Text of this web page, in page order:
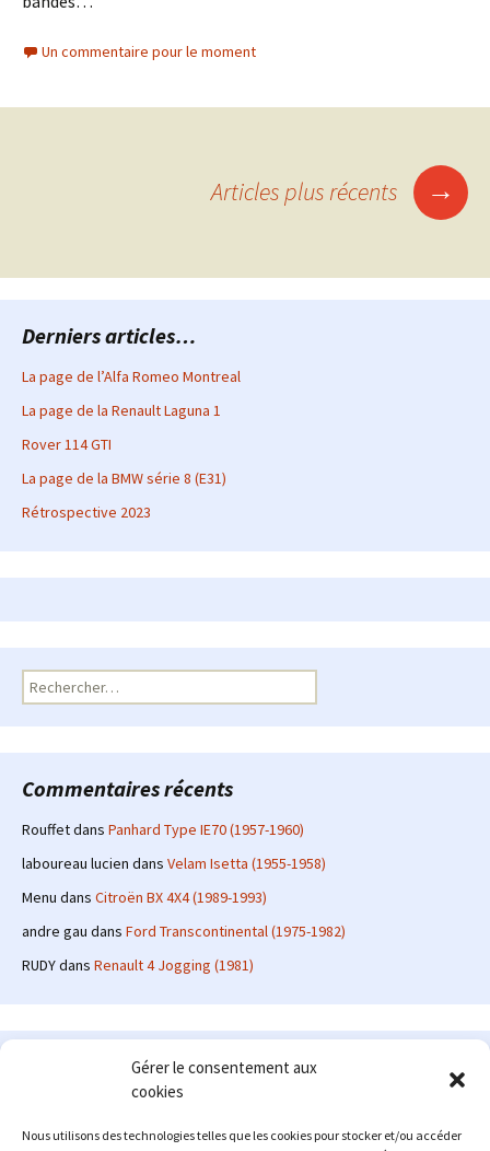
Gérer le consentement aux
cookies
Nous utilisons des technologies telles que les cookies pour stocker et/ou accéder
Un commentaire pour le moment
Navigation
articles
Articles plus récents →
Derniers articles…
La page de l’Alfa Romeo Montreal
La page de la Renault Laguna 1
Rover 114 GTI
La page de la BMW série 8 (E31)
Rétrospective 2023
Rechercher :
Commentaires récents
Rouffetdans Panhard Type IE70 (1957-1960)
laboureau lucien dans Velam Isetta (1955-1958)
Menu dans Citroën BX 4X4 (1989-1993)
andre gau dans Ford Transcontinental (1975-1982)
RUDYdans Renault 4 Jogging (1981)
Le site en quelques mots
: passionné d'automobile ancienne depuis de
nombreuses années, j'ai commencé à partager ma passion sur